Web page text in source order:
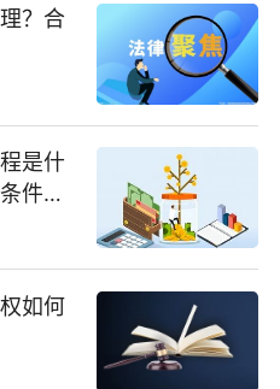
？合
是什
件是
如何